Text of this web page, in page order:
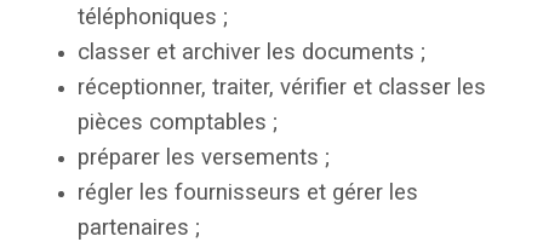
téléphoniques ;
classer et archiver les documents ;
réceptionner, traiter, vérifier et classer les
pièces comptables ;
préparer les versements ;
régler les fournisseurs et gérer les
partenaires ;